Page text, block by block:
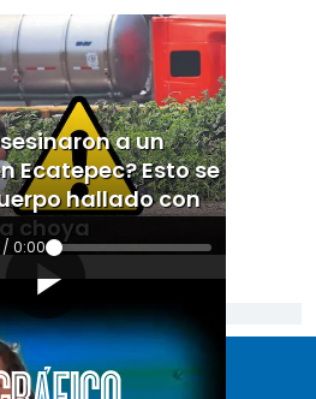
a un
Ecatepec? Esto se
hallado con
choya
/ 0:00
[Publicidad]